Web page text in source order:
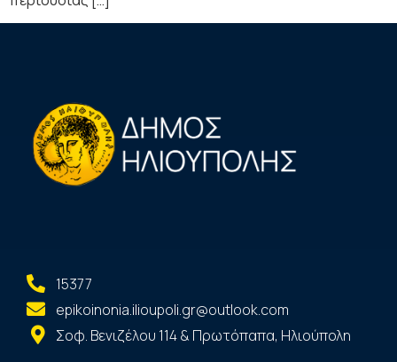
15377
epikoinonia.ilioupoli.gr@outlook.com
Σοφ. Βενιζέλου 114 & Πρωτόπαπα, Ηλιούπολη